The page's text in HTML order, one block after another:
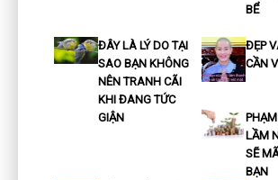
BỂ
ĐÂY LÀ LÝ DO TẠI
SAO BẠN KHÔNG
NÊN TRANH CÃI
KHI ĐANG TỨC
GIẬN
ĐẸP
CẦN
LẦM
SẼ
BẠN